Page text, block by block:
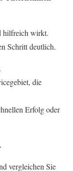
hilfreich wirkt.
Schritt deutlich.
die
Erfolg oder
vergleichen Sie